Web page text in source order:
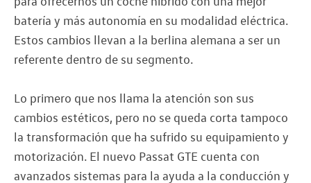
batería y más autonomía en su modalidad eléctrica.
Estos cambios llevan a la berlina alemana a ser un
referente dentro de su segmento.
Lo primero que nos llama la atención son sus
cambios estéticos, pero no se queda corta tampoco
la transformación que ha sufrido su equipamiento y
motorización. El nuevo Passat GTE cuenta con
avanzados sistemas para la ayuda a la conducción y